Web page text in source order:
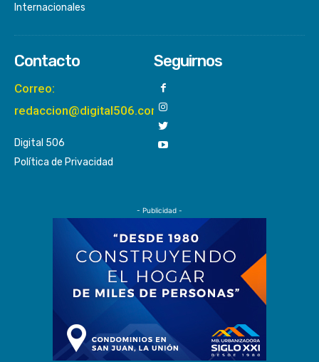
Internacionales
Contacto
Correo:
redaccion@digital506.com
Digital 506
Política de Privacidad
Seguirnos
- Publicidad -